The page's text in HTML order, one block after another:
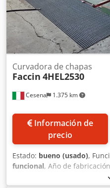
Cesena 1.375 km
Curvadora de chapas
Faccin 4HEL2530
Información de
precio
Estado: bueno (usado),
funcional, Año de
, grado de